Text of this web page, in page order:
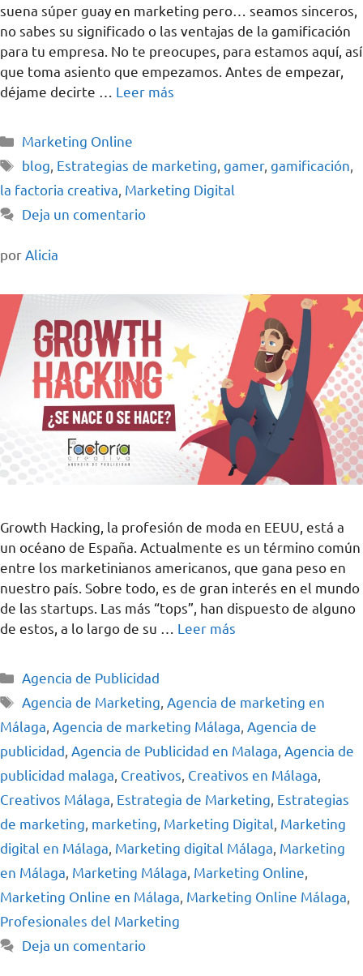
suena súper guay en marketing pero… seamos sinceros,
no sabes su significado o las ventajas de la gamificación
para tu empresa. No te preocupes, para estamos aquí, así
que toma asiento que empezamos. Antes de empezar,
déjame decirte … Leer más
Marketing Online
blog Estrategias de marketing ,gamer,gamificación
la factoria creativa Marketing Digital
Deja un comentario
por Alicia
Growth Hacking, la profesión de moda en EEUU, está a
un océano de España. Actualmente es un término común
entre los marketinianos americanos, que gana peso en
nuestro país. Sobre todo, es de gran interés en el mundo
de las startups. Las más “tops”, han dispuesto de alguno
de estos, a lo largo de su … Leer más
Agencia de Publicidad
Agencia de Marketing Agencia de marketing en
Málaga Agencia de marketing Málaga Agencia de
publicidad Agencia de Publicidad en Malaga Agencia de
publicidad malaga Creativos Creativos en Málaga
Creativos Málaga Estrategia de Marketing Estrategias
de marketing marketing Marketing Digital Marketing
digital en Málaga Marketing digital Málaga Marketing
en Málaga Marketing Málaga Marketing Online
Marketing Online en Málaga Marketing Online Málaga
Profesionales del Marketing
Deja un comentario